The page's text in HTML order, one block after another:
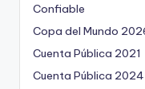
Confiable
Copa del Mundo
Cuenta Pública 2021
Cuenta Pública 2024